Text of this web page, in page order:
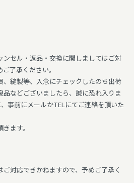
ンセル・返品・交換に関しましてはご対
了承ください。
、縫製等、入念にチェックしたのち出荷
品などございましたら、誠に恐れ入りま
事前にメールかTELにてご連絡を頂いた
ます。
対応できかねますので、予めご了承く